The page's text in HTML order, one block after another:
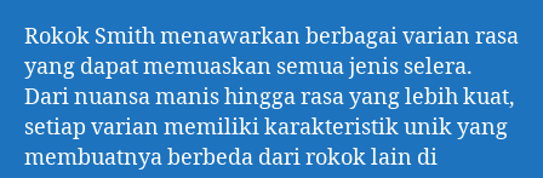
Rokok Smith menawarkan berbagai varian rasa
yang dapat memuaskan semua jenis selera.
Dari nuansa manis hingga rasa yang lebih kuat,
setiap varian memiliki karakteristik unik yang
membuatnya berbeda dari rokok lain di